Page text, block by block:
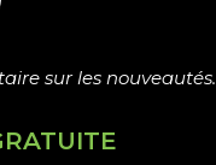
sur les nouveautés.